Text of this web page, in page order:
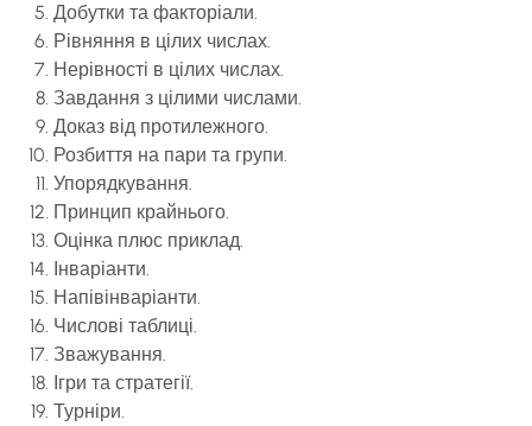
Добутки та факторіали.
Рівняння в цілих числах.
Нерівності в цілих числах.
Завдання з цілими числами.
Доказ від протилежного.
Розбиття на пари та групи.
Упорядкування.
Принцип крайнього.
Оцінка плюс приклад.
Інваріанти.
Напівінваріанти.
Числові таблиці.
Зважування.
Ігри та стратегії.
Турніри.